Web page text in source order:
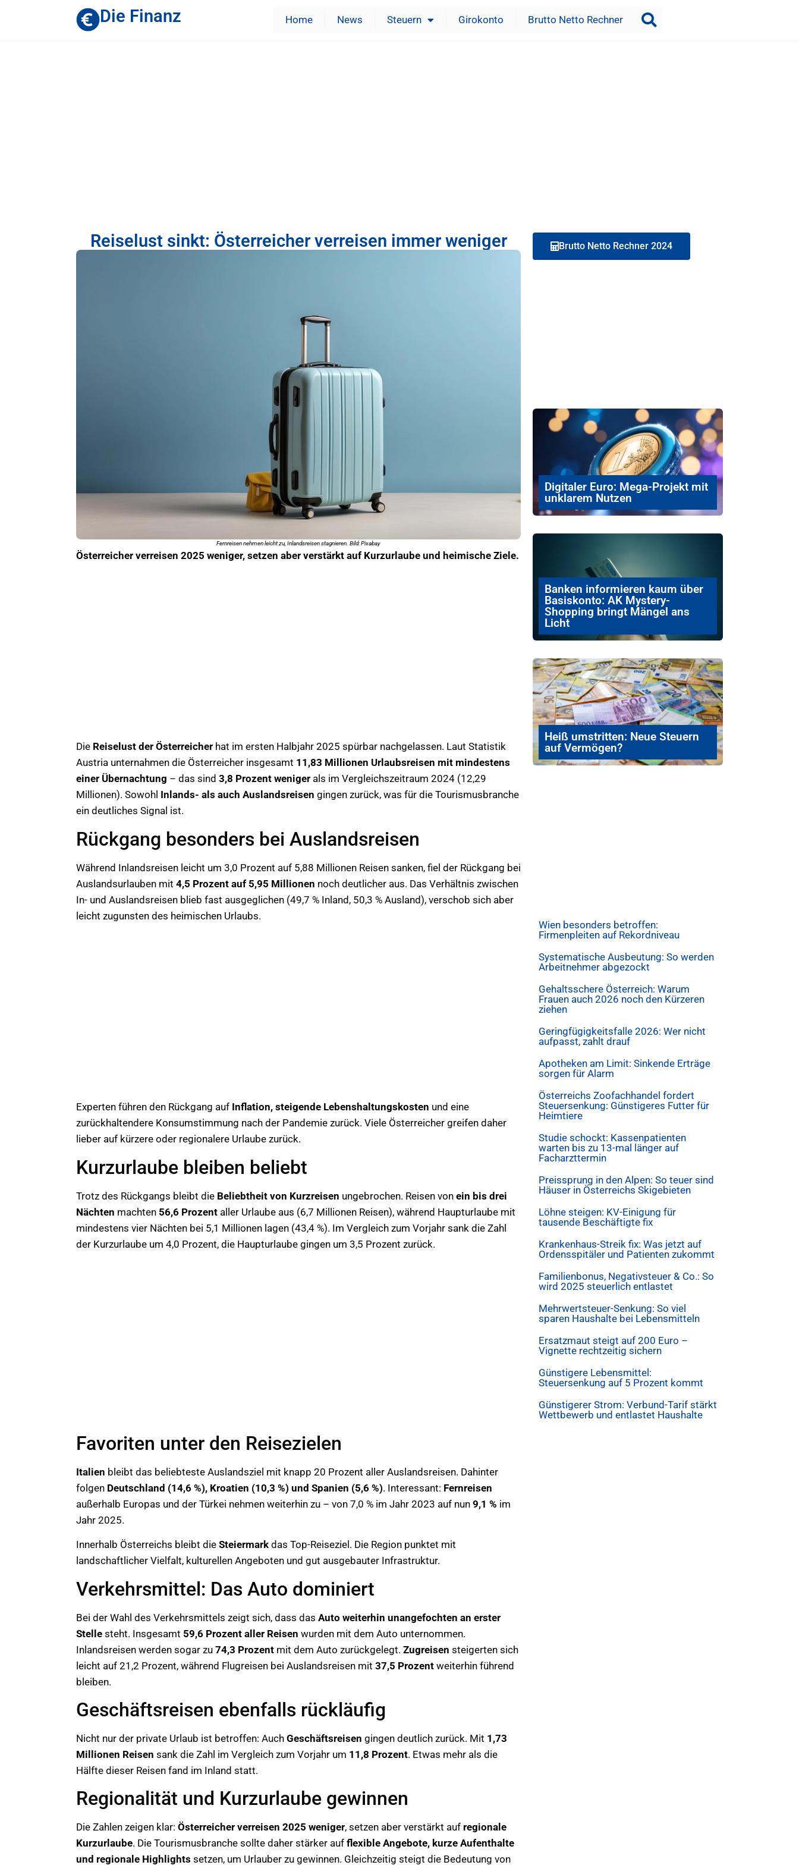
Die Finanz Home News Steuern Girokonto Brutto Netto Rechner
Reiselust sinkt: Österreicher verreisen immer weniger
Fernreisen nehmen leicht zu, Inlandsreisen stagnieren. Bild: Pixabay
Österreicher verreisen 2025 weniger, setzen aber verstärkt auf Kurzurlaube und heimische Ziele.
Die Reiselust der Österreicher hat im ersten Halbjahr 2025 spürbar nachgelassen. Laut Statistik
Austria unternahmen die Österreicher insgesamt 11,83 Millionen Urlaubsreisen mit mindestens
einer Übernachtung – das sind 3,8 Prozent weniger als im Vergleichszeitraum 2024 (12,29
Millionen). Sowohl Inlands- als auch Auslandsreisen gingen zurück, was für die Tourismusbranche
ein deutliches Signal ist.
Rückgang besonders bei Auslandsreisen
Während Inlandsreisen leicht um 3,0 Prozent auf 5,88 Millionen Reisen sanken, fiel der Rückgang bei
Auslandsurlauben mit 4,5 Prozent auf 5,95 Millionen noch deutlicher aus. Das Verhältnis zwischen
In- und Auslandsreisen blieb fast ausgeglichen (49,7 % Inland, 50,3 % Ausland), verschob sich aber
leicht zugunsten des heimischen Urlaubs.
Experten führen den Rückgang auf Inflation, steigende Lebenshaltungskosten und eine
zurückhaltendere Konsumstimmung nach der Pandemie zurück. Viele Österreicher greifen daher
lieber auf kürzere oder regionalere Urlaube zurück.
Kurzurlaube bleiben beliebt
Trotz des Rückgangs bleibt die Beliebtheit von Kurzreisen ungebrochen. Reisen von ein bis drei
Nächten machten 56,6 Prozent aller Urlaube aus (6,7 Millionen Reisen), während Haupturlaube mit
mindestens vier Nächten bei 5,1 Millionen lagen (43,4 %). Im Vergleich zum Vorjahr sank die Zahl
der Kurzurlaube um 4,0 Prozent, die Haupturlaube gingen um 3,5 Prozent zurück.
Favoriten unter den Reisezielen
Italien bleibt das beliebteste Auslandsziel mit knapp 20 Prozent aller Auslandsreisen. Dahinter
folgen Deutschland (14,6 %), Kroatien (10,3 %) und Spanien (5,6 %). Interessant: Fernreisen
außerhalb Europas und der Türkei nehmen weiterhin zu – von 7,0 % im Jahr 2023 auf nun 9,1 % im
Jahr 2025.
Innerhalb Österreichs bleibt die Steiermark das Top-Reiseziel. Die Region punktet mit
landschaftlicher Vielfalt, kulturellen Angeboten und gut ausgebauter Infrastruktur.
Verkehrsmittel: Das Auto dominiert
Bei der Wahl des Verkehrsmittels zeigt sich, dass das Auto weiterhin unangefochten an erster
Stelle steht. Insgesamt 59,6 Prozent aller Reisen wurden mit dem Auto unternommen.
Inlandsreisen werden sogar zu 74,3 Prozent mit dem Auto zurückgelegt. Zugreisen steigerten sich
leicht auf 21,2 Prozent, während Flugreisen bei Auslandsreisen mit 37,5 Prozent weiterhin führend
bleiben.
Geschäftsreisen ebenfalls rückläufig
Nicht nur der private Urlaub ist betroffen: Auch Geschäftsreisen gingen deutlich zurück. Mit 1,73
Millionen Reisen sank die Zahl im Vergleich zum Vorjahr um 11,8 Prozent. Etwas mehr als die
Hälfte dieser Reisen fand im Inland statt.
Regionalität und Kurzurlaube gewinnen
Die Zahlen zeigen klar: Österreicher verreisen 2025 weniger, setzen aber verstärkt auf regionale
Kurzurlaube. Die Tourismusbranche sollte daher stärker auf flexible Angebote, kurze Aufenthalte
und regionale Highlights setzen, um Urlauber zu gewinnen. Gleichzeitig steigt die Bedeutung von
Brutto Netto Rechner 2024
Digitaler Euro: Mega-Projekt mit
unklarem Nutzen
Banken informieren kaum über
Basiskonto: AK Mystery-
Shopping bringt Mängel ans
Licht
Heiß umstritten: Neue Steuern
auf Vermögen?
Wien besonders betroffen:
Firmenpleiten auf Rekordniveau
Systematische Ausbeutung: So werden
Arbeitnehmer abgezockt
Gehaltsschere Österreich: Warum
Frauen auch 2026 noch den Kürzeren
ziehen
Geringfügigkeitsfalle 2026: Wer nicht
aufpasst, zahlt drauf
Apotheken am Limit: Sinkende Erträge
sorgen für Alarm
Österreichs Zoofachhandel fordert
Steuersenkung: Günstigeres Futter für
Heimtiere
Studie schockt: Kassenpatienten
warten bis zu 13-mal länger auf
Facharzttermin
Preissprung in den Alpen: So teuer sind
Häuser in Österreichs Skigebieten
Löhne steigen: KV-Einigung für
tausende Beschäftigte fix
Krankenhaus-Streik fix: Was jetzt auf
Ordensspitäler und Patienten zukommt
Familienbonus, Negativsteuer & Co.: So
wird 2025 steuerlich entlastet
Mehrwertsteuer-Senkung: So viel
sparen Haushalte bei Lebensmitteln
Ersatzmaut steigt auf 200 Euro –
Vignette rechtzeitig sichern
Günstigere Lebensmittel:
Steuersenkung auf 5 Prozent kommt
Günstigerer Strom: Verbund-Tarif stärkt
Wettbewerb und entlastet Haushalte